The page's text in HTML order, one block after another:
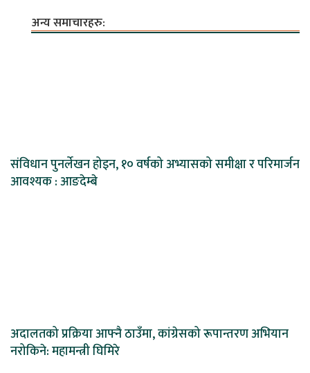
अन्य समाचारहरु:
संविधान पुनर्लेखन होइन, १० वर्षको अभ्यासको समीक्षा र परिमार्जन
आवश्यक : आङदेम्बे
अदालतको प्रक्रिया आफ्नै ठाउँमा, कांग्रेसको रूपान्तरण अभियान
नरोकिने: महामन्त्री घिमिरे